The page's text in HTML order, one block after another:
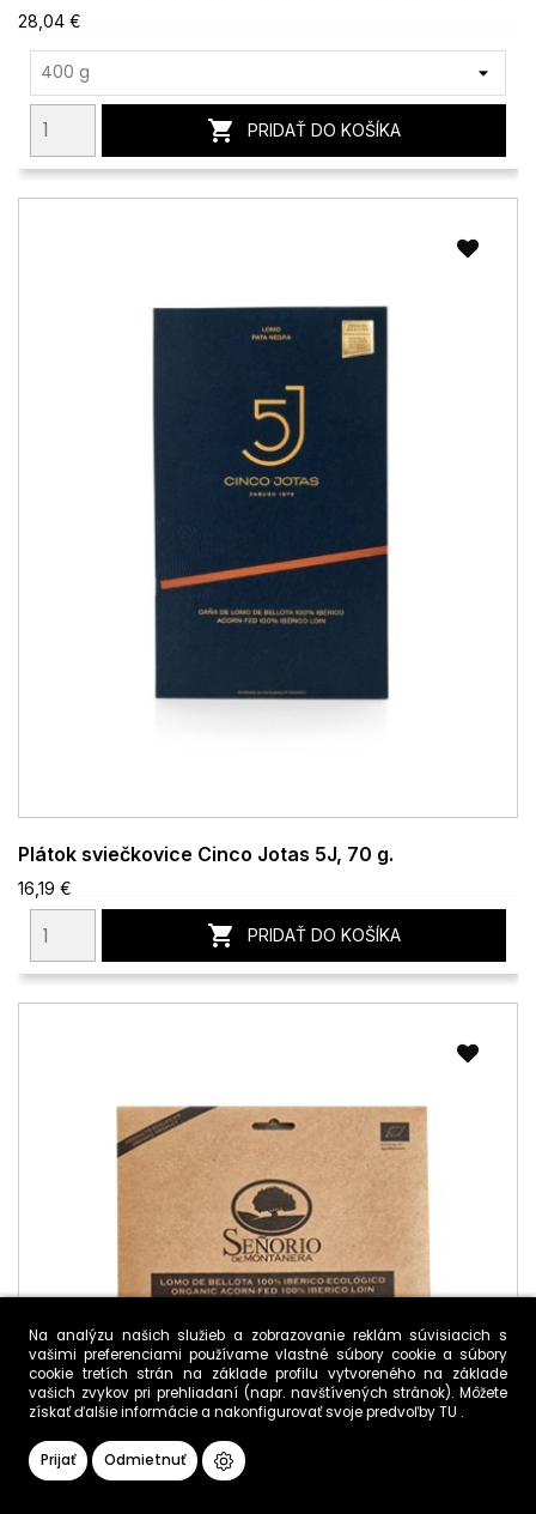
Na analýzu našich služieb a zobrazovanie reklám súvisiacich s
vašimi preferenciami používame vlastné súbory cookie a súbory
cookie tretích strán na základe profilu vytvoreného na základe
vašich zvykov pri prehliadaní (napr. navštívených stránok). Môžete
získať ďalšie informácie a nakonfigurovať svoje predvoľbyTU .
Prijať Odmietnuť
28,04 €
 PRIDAŤ DO KOŠÍKA
Plátok sviečkovice Cinco Jotas 5J, 70 g.
16,19 €
 PRIDAŤ DO KOŠÍKA